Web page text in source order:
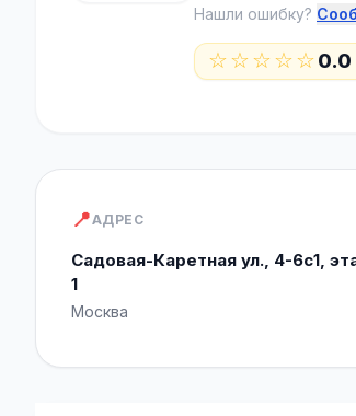
Нашли ошибку?
☆☆☆☆☆0.0
📍АДРЕС
Садовая-Каретная ул., 4-6с1,
1
Москва